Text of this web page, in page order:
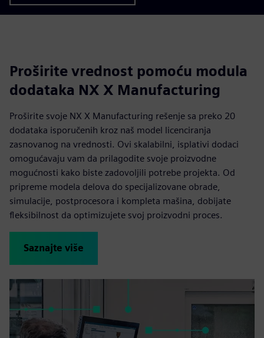
Proširite vrednost pomoću modula
dodataka NX X Manufacturing
Proširite svoje NX X Manufacturing rešenje sa preko 20
dodataka isporučenih kroz naš model licenciranja
zasnovanog na vrednosti. Ovi skalabilni, isplativi dodaci
omogućavaju vam da prilagodite svoje proizvodne
mogućnosti kako biste zadovoljili potrebe projekta. Od
pripreme modela delova do specijalizovane obrade,
simulacije, postprocesora i kompleta mašina, dobijate
fleksibilnost da optimizujete svoj proizvodni proces.
Saznajte više